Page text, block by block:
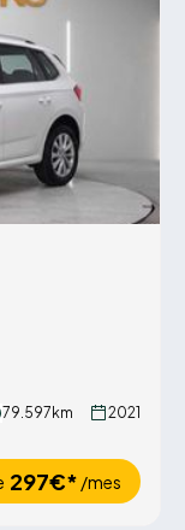
79.597km 2021
297€* /mes